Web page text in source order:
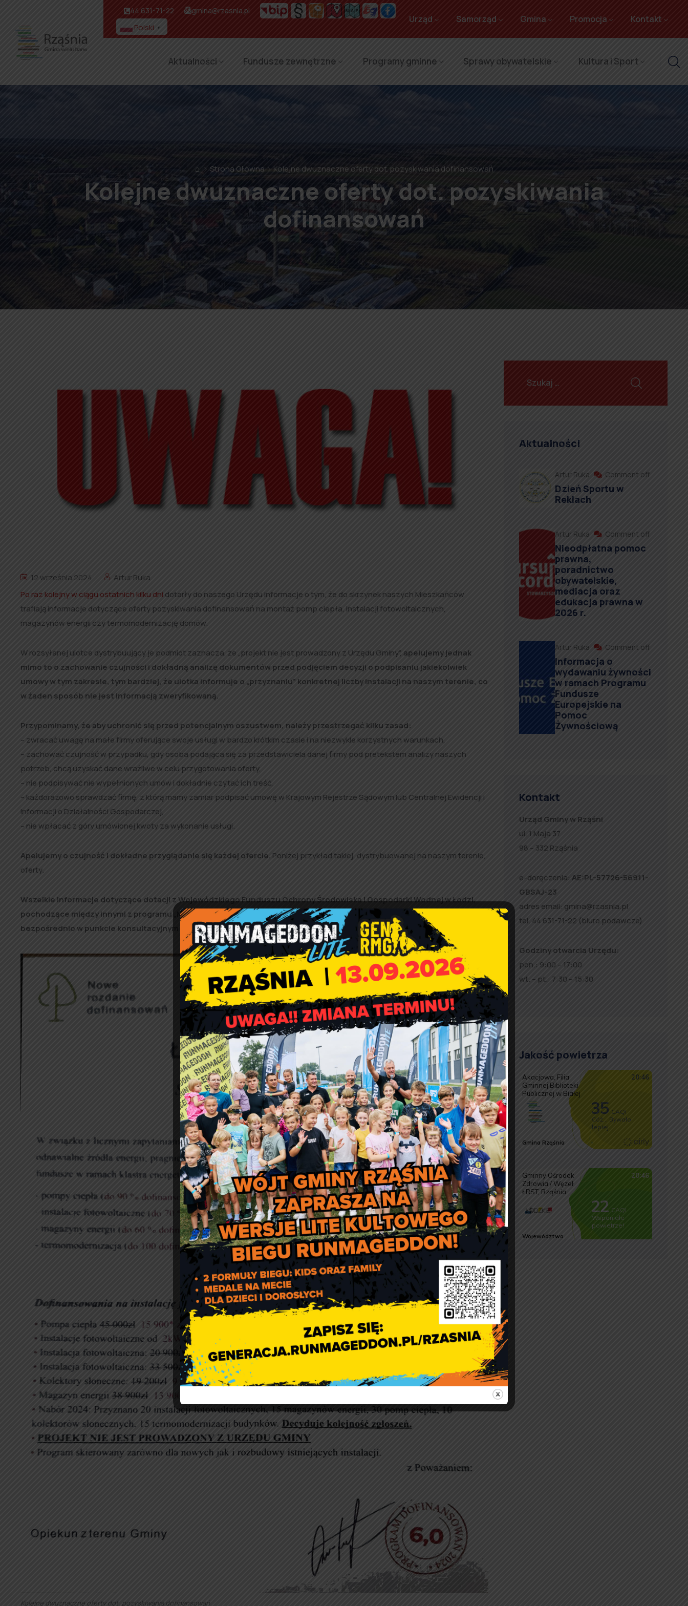
44 631-71-22 gmina@rzasnia.pl
Polski ▼
Urząd Samorząd Gmina Promocja Kontakt
Aktualności Fundusze zewnętrzne Programy gminne Sprawy obywatelskie Kultura i Sport
⌂ Strona Główna Kolejne dwuznaczne oferty dot. pozyskiwania dofinansowań
Kolejne dwuznaczne oferty dot. pozyskiwania
dofinansowań
12 września 2024
Artur Ruka
Po raz kolejny w ciągu ostatnich kilku dni dotarły do naszego Urzędu informacje o tym, że do skrzynek naszych Mieszkańców
trafiają informacje dotyczące oferty pozyskiwania dofinansowań na montaż pomp ciepła, instalacji fotowoltaicznych,
magazynów energii czy termomodernizację domów.
W rozsyłanej ulotce dystrybuujący je podmiot zaznacza, że „projekt nie jest prowadzony z Urzędu Gminy”, apelujemy jednak
mimo to o zachowanie czujności i dokładną analizę dokumentów przed podjęciem decyzji o podpisaniu jakiekolwiek
umowy w tym zakresie, tym bardziej, że ulotka informuje o „przyznaniu” konkretnej liczby instalacji na naszym terenie, co
w żaden sposób nie jest informacją zweryfikowaną.
Przypominamy, że aby uchronić się przed potencjalnym oszustwem, należy przestrzegać kilku zasad:
– zwracać uwagę na małe firmy oferujące swoje usługi w bardzo krótkim czasie i na niezwykle korzystnych warunkach,
– zachować czujność w przypadku, gdy osoba podająca się za przedstawiciela danej firmy pod pretekstem analizy naszych
potrzeb, chcą uzyskać dane wrażliwe w celu przygotowania oferty,
– nie podpisywać nie wypełnionych umów i dokładnie czytać ich treść,
– każdorazowo sprawdzać firmę, z którą mamy zamiar podpisać umowę w Krajowym Rejestrze Sądowym lub Centralnej Ewidencji i
Informacji o Działalności Gospodarczej,
– nie wpłacać z góry umówionej kwoty za wykonanie usługi.
Apelujemy o czujność i dokładne przyglądanie się każdej ofercie. Poniżej przykład takiej, dystrybuowanej na naszym terenie,
oferty.
Wszelkie informacje dotyczące dotacji z Wojewódzkiego Funduszu Ochrony Środowiska i Gospodarki Wodnej w Łodzi,
pochodzące między innymi z programu „Mój prąd” lub programu „Czyste Powietrze” każdy Mieszkaniec może uzyskać
bezpośrednio w punkcie konsultacyjnym działającym w Urzędzie Gminy w Rząśni.
Kolejne dwuznaczne oferty dot. pozyskiwania dofinansowań
Aktualności
Artur Ruka Comment off
Dzień Sportu w
Reklach
Artur Ruka Comment off
Nieodpłatna pomoc
prawna,
poradnictwo
obywatelskie,
mediacja oraz
edukacja prawna w
2026 r.
Artur Ruka Comment off
Informacja o
wydawaniu żywności
w ramach Programu
Fundusze
Europejskie na
Pomoc
Żywnościową
Kontakt
Urząd Gminy w Rząśni
ul. 1 Maja 37
98 – 332 Rząśnia
e-doręczenia: AE:PL-57726-56911-
GBSAJ-23
adres email: gmina@rzasnia.pl
tel. 44 631-71-22 (biuro podawcze)
Godziny otwarcia Urzędu:
pon.: 9:00 – 17:00
wt. – pt.: 7:30 – 15:30
Jakość powietrza